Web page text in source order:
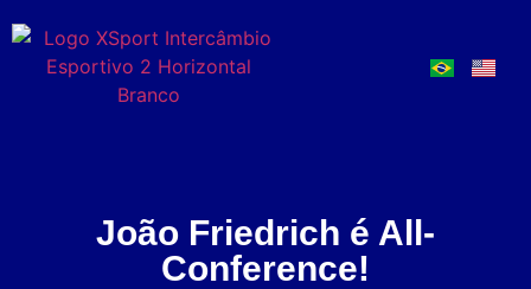
João Friedrich é All-
Conference!